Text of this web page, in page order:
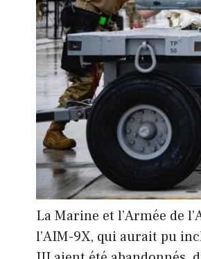
La Marine et l’Armée de
l’AIM-9X, qui aurait pu